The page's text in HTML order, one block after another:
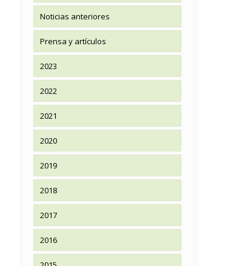
Noticias anteriores
Prensa y artículos
2023
2022
2021
2020
2019
2018
2017
2016